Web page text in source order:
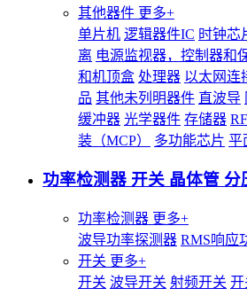
其他器件 更多+
单片机 逻辑器件IC 时钟芯
离 电源监视器，控制器和
和机顶盒 处理器 以太网连
品 其他未列明器件 直波导
缓冲器 光学器件 存储器
装（MCP）
多功能芯片 平
功率检测器 开关 晶体管 分
功率检测器 更多+
波导功率探测器 RMS响应
开关 更多+
开关 波导开关 射频开关 开